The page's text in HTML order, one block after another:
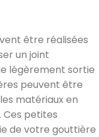
être réalisées
un joint
légèrement sortie
peuvent être
matériaux en
petites
de votre gouttière